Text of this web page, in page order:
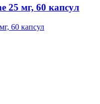
25 мг, 60 капсул